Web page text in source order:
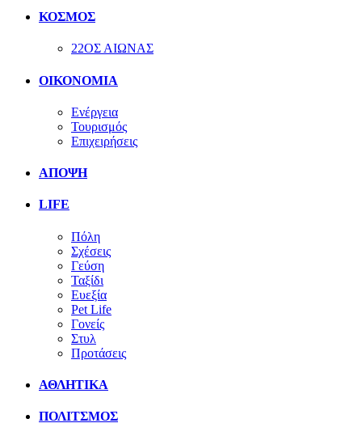
ΚΟΣΜΟΣ
22ΟΣ ΑΙΩΝΑΣ
ΟΙΚΟΝΟΜΙΑ
Ενέργεια
Τουρισμός
Επιχειρήσεις
ΑΠΟΨΗ
LIFE
Πόλη
Σχέσεις
Γεύση
Ταξίδι
Ευεξία
Pet Life
Γονείς
Στυλ
Προτάσεις
ΑΘΛΗΤΙΚΑ
ΠΟΛΙΤΣΜΟΣ